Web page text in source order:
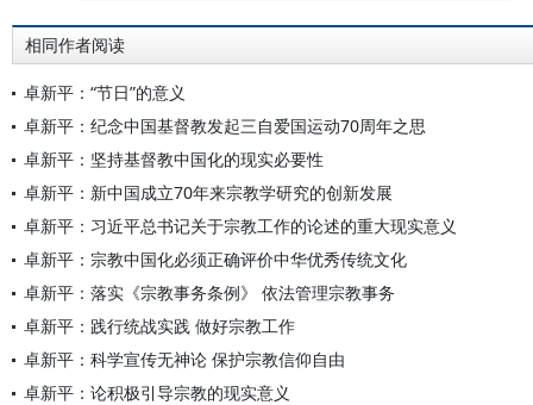
相同作者阅读
卓新平：“节日”的意义
卓新平：纪念中国基督教发起三自爱国运动70周年之思
卓新平：坚持基督教中国化的现实必要性
卓新平：新中国成立70年来宗教学研究的创新发展
卓新平：习近平总书记关于宗教工作的论述的重大现实意义
卓新平：宗教中国化必须正确评价中华优秀传统文化
卓新平：落实《宗教事务条例》 依法管理宗教事务
卓新平：践行统战实践 做好宗教工作
卓新平：科学宣传无神论 保护宗教信仰自由
卓新平：论积极引导宗教的现实意义